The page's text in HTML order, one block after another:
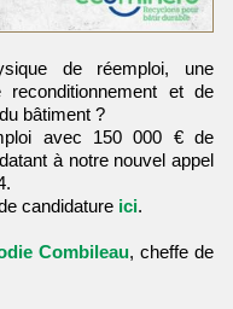
et de
bâtiment ?
avec 150 000 € de
à notre nouvel appel
candidature ici.
Combileau, cheffe de